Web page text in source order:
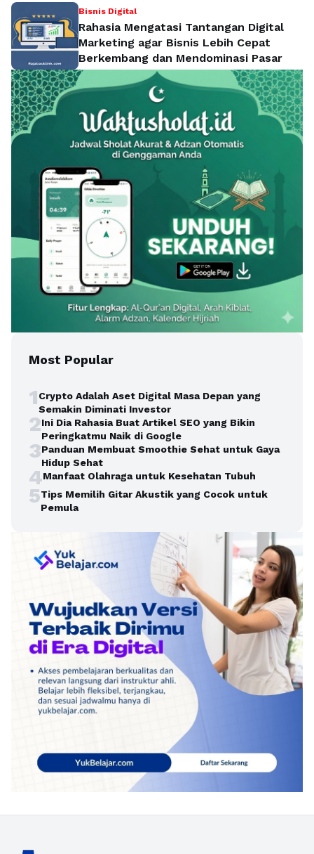
Bisnis Digital
Rahasia Mengatasi Tantangan Digital
Marketing agar Bisnis Lebih Cepat
Berkembang dan Mendominasi Pasar
Most Popular
1Crypto Adalah Aset Digital Masa Depan yang
Semakin Diminati Investor
2Ini Dia Rahasia Buat Artikel SEO yang Bikin
Peringkatmu Naik di Google
3Panduan Membuat Smoothie Sehat untuk Gaya
Hidup Sehat
4Manfaat Olahraga untuk Kesehatan Tubuh
5Tips Memilih Gitar Akustik yang Cocok untuk
Pemula